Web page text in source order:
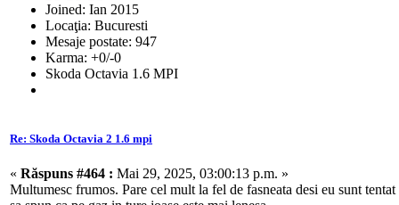
Joined: Ian 2015
Locaţia: Bucuresti
Mesaje postate: 947
Karma: +0/-0
Skoda Octavia 1.6 MPI
Re: Skoda Octavia 2 1.6 mpi
« Răspuns #464 : Mai 29, 2025, 03:00:13 p.m. »
Multumesc frumos. Pare cel mult la fel de fasneata desi eu sunt tentat